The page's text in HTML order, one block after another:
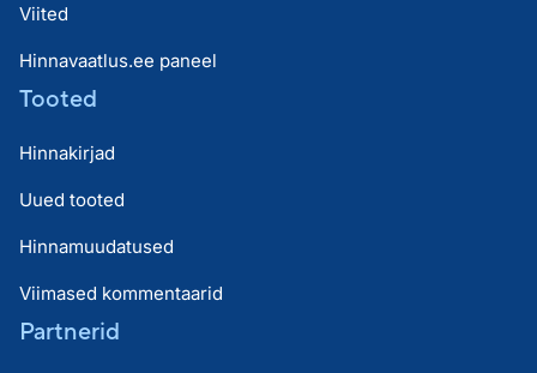
Viited
Hinnavaatlus.ee paneel
Tooted
Hinnakirjad
Uued tooted
Hinnamuudatused
Viimased kommentaarid
Partnerid